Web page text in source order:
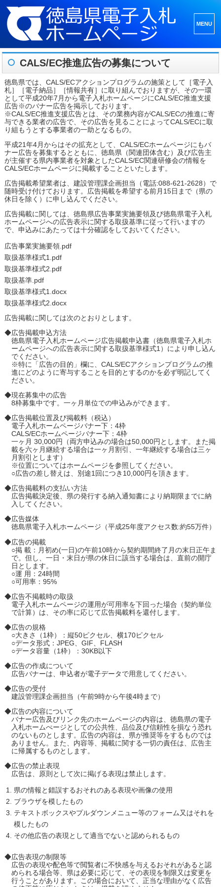
ーとウ
ィジェ
CALS/EC推進広告の募集について
徳島県では、CALS/ECアクションプログラムの施策として［電子入
札］［電子納品］［情報共有］に取り組んでおりますが、その一環
として平成20年7月から電子入札ホームページにCALS/EC推進支援
広告※のバナー広告を掲示しております。
※CALS/EC推進支援広告とは、その業務内容がCALS/ECの推進に寄
与できる業者の広告で、その広告を見ることによってCALS/ECに取
り組もうとする事業者の一助となるもの。
平成21年4月からはその拡充として、 CALS/ECホームページにもバ
ナー広告を募集するとともに、徳島県（関連団体含む）及び広告主
が主催する県内事業者を対象としたCALS/EC関連研修会の情報を
CALS/ECホームページに掲載することといたします。
広告掲載希望業者は、建設管理課企画担当（電話:088-621-2628）で
随時受け付けております。広告掲載を希望する前月15日まで（県の
休日を除く）に申し込んでください。
広告掲載に関しては、徳島県広告事業実施要領及び徳島県電子入札
ホームページへの広告表示に関する取扱基準に従って行いますの
で、申込みにあたっては十分確認をしておいてください。
広告事業実施要領.pdf
取扱基準様式1.pdf
取扱基準様式2.pdf
取扱基準.pdf
取扱基準様式1.docx
取扱基準様式2.docx
広告掲載に関しては次のとおりとします。
◆広告掲載申込方法
徳島県電子入札ホームページ広告掲載申込書（徳島県電子入札ホ
ームページへの広告表示に関する取扱基準様式1）により申し込ん
でください。
※特に「広告の目的」欄に、CALS/ECアクションプログラムの推
進にどのように寄与することを目的とするのかを必ず明記してく
ださい。
◆現在募集中の広告
8枠募集中です。一ヶ月単位での申込みができます。
◆広告掲載位置及び掲載料（税込）
電子入札ホームページバナー下：4枠
CALS/ECホームページバナー下：4枠
一ヶ月 30,000円（両方申込みの場合は50,000円とします。また掲
載を六ヶ月継続する場合は一ヶ月割引、一年継続する場合は三ヶ
月割引とします）
※位置についてはホームページを参照してください。
○広告の差し替えは、別途1回につき10,000円を頂きます。
◆広告掲載料の支払い方法
広告掲載決定後、県の発行する納入通知書により納期限までに納
入してください。
◆広告媒体
徳島県電子入札ホームページ（平成25年度アクセス数:約55万件）
◆広告の掲載
○掲 載：月初め(一日)の午前10時から契約期間終了月の末日正午ま
で。但し、一日・末日が県の休日に該当する場合は、直前の開庁
日とします。
○運 用：24時間
○可用率：95%
◆広告不掲載時の取扱
電子入札ホームページの運用が可用率を下回った場合（契約単位
で計算）は、その率に応じて広告掲載料を還付します。
◆広告の規格
○大きさ（1枠）：縦50ピクセル、横170ピクセル
○データ形式：JPEG、GIF、FLASH
○データ容量（1枠）：30KB以下
◆広告の作成について
広告バナーは、申込者が電子データで用意してください。
◆広告の受付
建設管理課企画担当（午前9時から午後4時まで）
◆広告の内容について
バナー広告及びリンク先のホームページの内容は、徳島県の電子
入札ホームぺージとしての公共性、品位及び信頼性を損なう恐れ
のないものとします。広告の内容は、県が推奨等をするものでは
ありません。また、内容等、掲載に関する一切の責任は、広告主
に帰属するものとします。
◆広告の禁止表現
広告は、原則として次に掲げる表現は禁止します。
県の情報と錯誤するおそれのある表現や画像の使用
ブラウザを模したもの
テキストボックスやプルダウンメニュー等のフォーム又はそれを
模したもの
その他広告の表現として適当でないと認められるもの
◆広告表現の制限等
広告の表現や配色等で閲覧者に不快感を与えるおそれがあると認
められる場合等、県は必要に応じて、その表現を制限又は変更を
行うことがあります。この場合において、正当な理由がなく広告